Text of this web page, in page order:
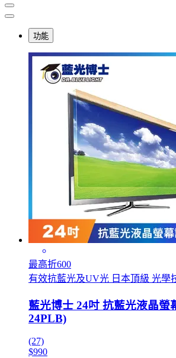
功能
最高折600
有效抗藍光及UV光 日本頂級 光學
藍光博士 24吋 抗藍光液晶螢
24PLB)
(27)
$990